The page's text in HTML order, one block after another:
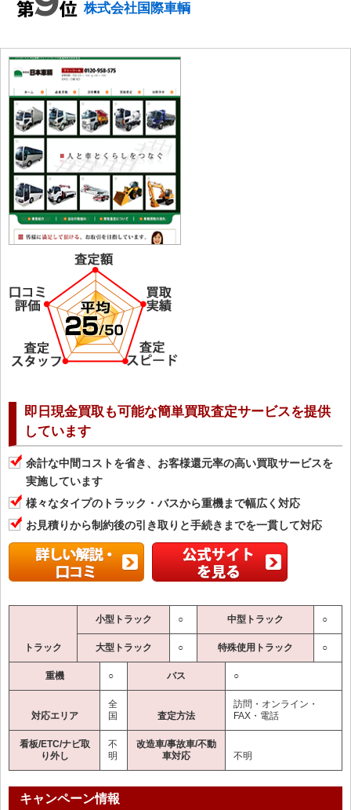
株式会社国際車輌
即日現金買取も可能な簡単買取査定サービスを提供
しています
余計な中間コストを省き、お客様還元率の高い買取サービスを
実施しています
様々なタイプのトラック・バスから重機まで幅広く対応
お見積りから制約後の引き取りと手続きまでを一貫して対応
トラック
小型トラック ○ 中型トラック ○
大型トラック ○ 特殊使用トラック ○
重機 ○ バス ○
対応エリア
全
国
査定方法
訪問・オンライン・
FAX・電話
看板/ETC/ナビ取
り外し
不
明
改造車/事故車/不動
車対応
不明
キャンペーン情報